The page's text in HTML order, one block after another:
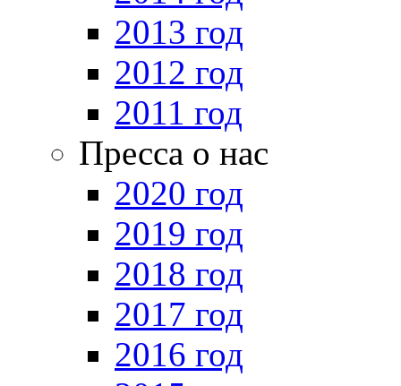
2013 год
2012 год
2011 год
Пресса о нас
2020 год
2019 год
2018 год
2017 год
2016 год